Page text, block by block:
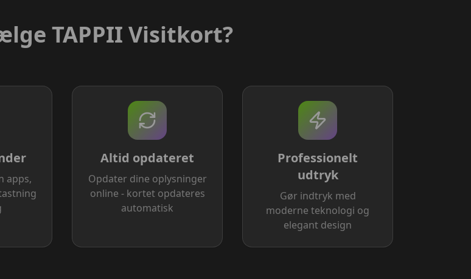
TAPPII Visitkort?
apps,
Altid opdateret
Opdater dine oplysninger
online - kortet opdateres
automatisk
Professionelt
udtryk
Gør indtryk med
moderne teknologi og
elegant design